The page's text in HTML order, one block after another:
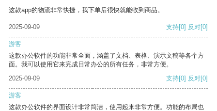
这款app的物流非常快捷，我下单后很快就能收到商品。
2025-09-09 支持[0] 反对[0]
游客
这款办公软件的功能非常全面，涵盖了文档、表格、演示文稿等各个方
面。我可以使用它来完成日常办公的所有任务，非常方便。
2025-09-09
支持[0] 反对[0]
游客
这款办公软件的界面设计非常简洁，使用起来非常方便。功能的布局也